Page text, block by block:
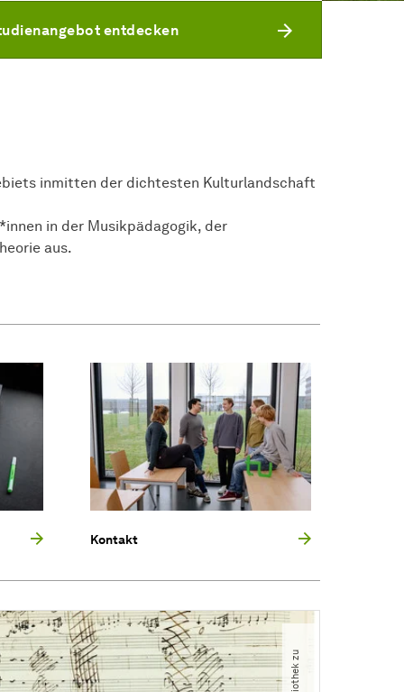
entdecken
inmitten der dichtesten Kulturlandschaft
in der Musikpädagogik, der
aus.
Kontakt